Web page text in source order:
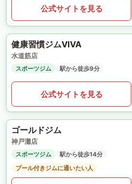
公式サイトを見る
健康習慣ジムVIVA
水道筋店
スポーツジム 駅から徒歩9分
公式サイトを見る
ゴールドジム
神戸灘店
スポーツジム
駅から徒歩14分
プール付きジムに通いたい人